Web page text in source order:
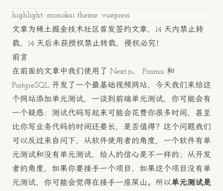
highlight: monokai theme: vuepress
文章为稀土掘金技术社区首发签约文章，14 天内禁止转
载，14 天后未获授权禁止转载，侵权必究！
前言
在前面的文章中我们使用了 Next.js、 Prisma 和
PostgreSQL 开发了一个最基础视频网站，今天我们来给这
个网站添加单元测试，一谈到前端单元测试，你可能会有
一个疑惑：测试代码写起来可能会花费你很多时间，甚至
比你写业务代码的时间还要长，是否值得？这个问题我们
可以反过来自问下，从软件使用者的角度，一个软件有单
元测试和没有单元测试，给人的信心是不一样的；从开发
者的角度，如果你要接手一个项目，如果这个项目没有单
元测试，你可能会觉得在接手一座屎山。所以单元测试是